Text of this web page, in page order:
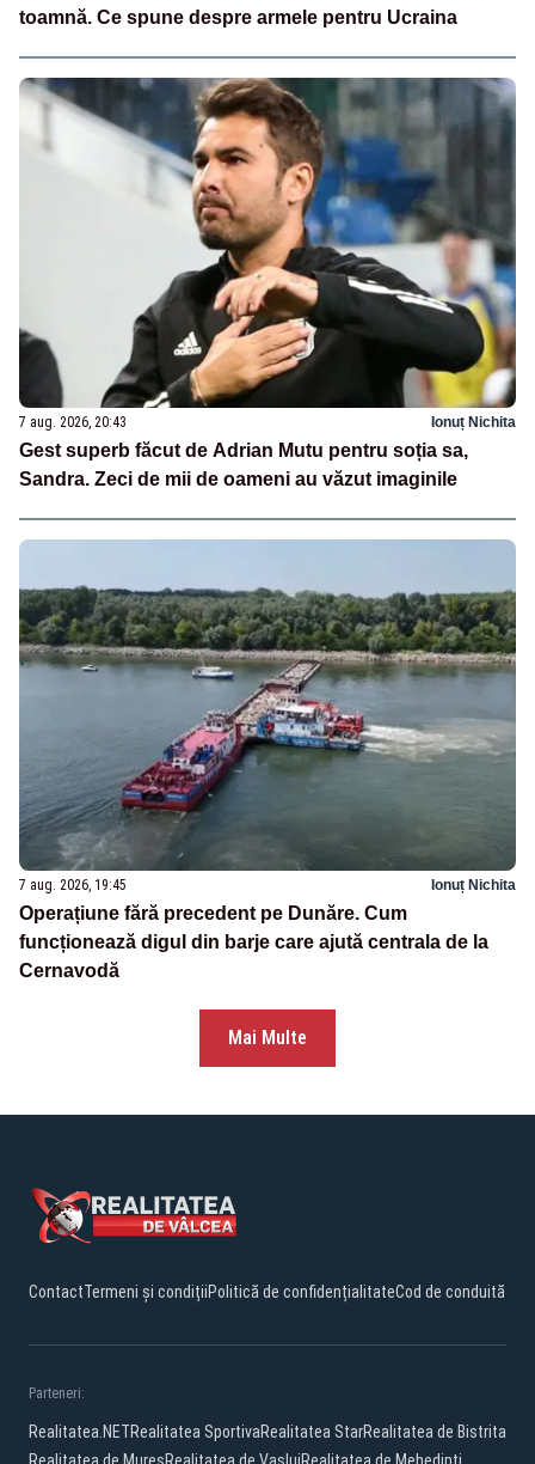
toamnă. Ce spune despre armele pentru Ucraina
7 aug. 2026, 20:43 Ionuț Nichita
Gest superb făcut de Adrian Mutu pentru soția sa,
Sandra. Zeci de mii de oameni au văzut imaginile
7 aug. 2026, 19:45 Ionuț Nichita
Operațiune fără precedent pe Dunăre. Cum
funcționează digul din barje care ajută centrala de la
Cernavodă
Mai Multe
ContactTermeni și condițiiPolitică de confidențialitateCod de conduită
Parteneri:
Realitatea.NETRealitatea SportivaRealitatea StarRealitatea de Bistrita